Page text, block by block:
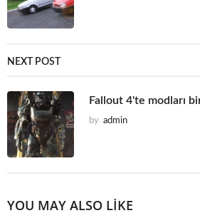
NEXT POST
Fallout 4'te modları
by admin
YOU MAY ALSO LIKE